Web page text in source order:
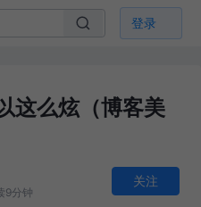
登录
这么炫（博客美
9分钟
关注